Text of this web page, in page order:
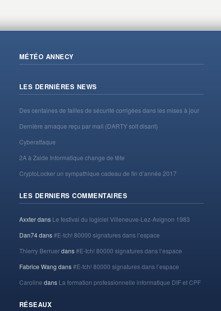
MÉTÉO ANNECY
LES DERNIÈRES NEWS
Des centaines de failles de sécurité corrigées dans les mises à jour
Dernière arnaque reçu par mail (DARTY soit disant)
Cyberattaque
2A à Zaide Informatique change de tête
CryptoLocker un sympathique cadeau de fin d’année 2017
LES DERNIERS COMMENTAIRES
Axxterdans Le festival du logiciel Villeneuve-Lez-Avignon 1983
Dan74dans#E-tch! 80000 signatures dans l’espace
Thierry Berruerdans#E-tch! 80000 signatures dans l’espace
Fabrice Wang dans#E-tch! 80000 signatures dans l’espace
Caroline dans La formation professionnelle informatique DIF et CPF
RÉSEAUX